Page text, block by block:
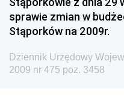
Gospodarki Terenowej
Dziennik Urzędowy
Gospodarki
Dziennik Urzędowy
sprawie zmian w
Stąporków na 2009r.
Dziennik Urzędowy
2009 nr 475 poz. 3458